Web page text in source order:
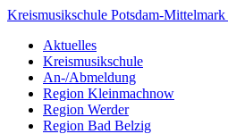
Kreismusikschule Potsdam-Mittelmark
Aktuelles
Kreismusikschule
An-/Abmeldung
Region Kleinmachnow
Region Werder
Region Bad Belzig